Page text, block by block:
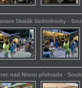
Skalák Sedmihorky -
nad Nisou přehrada -